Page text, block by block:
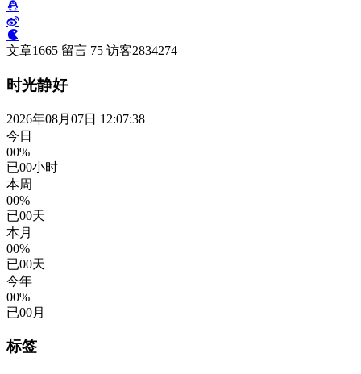
文章1665 留言 75 访客2834274
时光静好
2026年08月07日 12:07:39
今日
00%
已00小时
本周
00%
已00天
本月
00%
已00天
今年
00%
已00月
标签